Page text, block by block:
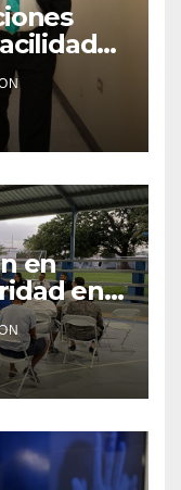
Salud
en
en